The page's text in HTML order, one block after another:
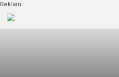
Reklam